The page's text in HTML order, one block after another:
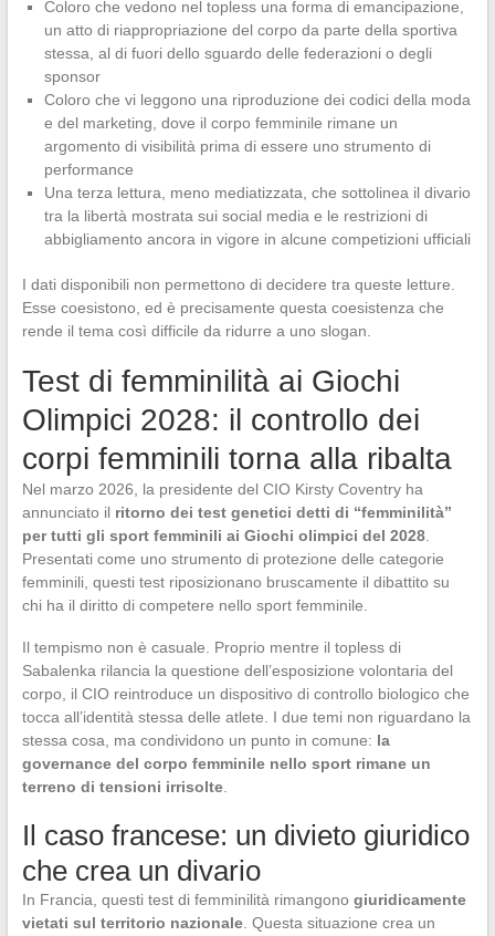
Coloro che vedono nel topless una forma di emancipazione,
un atto di riappropriazione del corpo da parte della sportiva
stessa, al di fuori dello sguardo delle federazioni o degli
sponsor
Coloro che vi leggono una riproduzione dei codici della moda
e del marketing, dove il corpo femminile rimane un
argomento di visibilità prima di essere uno strumento di
performance
Una terza lettura, meno mediatizzata, che sottolinea il divario
tra la libertà mostrata sui social media e le restrizioni di
abbigliamento ancora in vigore in alcune competizioni ufficiali
I dati disponibili non permettono di decidere tra queste letture.
Esse coesistono, ed è precisamente questa coesistenza che
rende il tema così difficile da ridurre a uno slogan.
Test di femminilità ai Giochi
Olimpici 2028: il controllo dei
corpi femminili torna alla ribalta
Nel marzo 2026, la presidente del CIO Kirsty Coventry ha
annunciato il ritorno dei test genetici detti di “femminilità”
per tutti gli sport femminili ai Giochi olimpici del 2028.
Presentati come uno strumento di protezione delle categorie
femminili, questi test riposizionano bruscamente il dibattito su
chi ha il diritto di competere nello sport femminile.
Il tempismo non è casuale. Proprio mentre il topless di
Sabalenka rilancia la questione dell’esposizione volontaria del
corpo, il CIO reintroduce un dispositivo di controllo biologico che
tocca all’identità stessa delle atlete. I due temi non riguardano la
stessa cosa, ma condividono un punto in comune: la
governance del corpo femminile nello sport rimane un
terreno di tensioni irrisolte.
Il caso francese: un divieto giuridico
che crea un divario
In Francia, questi test di femminilità rimangono giuridicamente
vietati sul territorio nazionale. Questa situazione crea un